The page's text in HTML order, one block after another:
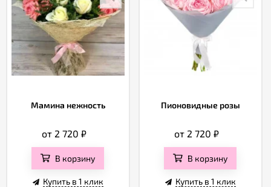
Мамина нежность
от 2 720₽
В корзину
Купить в 1 клик
Пионовидные розы
от 2 720₽
В корзину
Купить в 1 клик